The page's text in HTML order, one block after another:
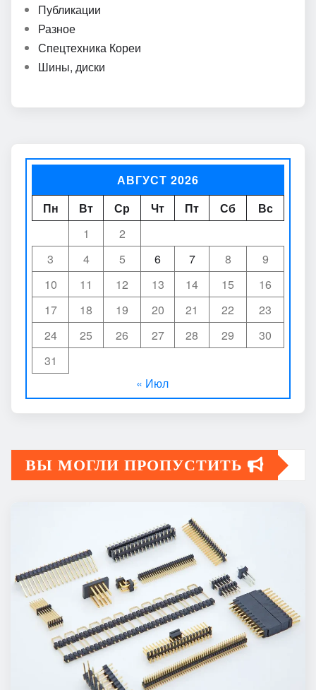
Публикации
Разное
Спецтехника Кореи
Шины, диски
АВГУСТ 2026
Пн
Вт Ср Чт Пт Сб
Вс
1
2
3
4 5 6 7 8
9
10
11 12 13 14 15
16
17
18 19 20 21 22
23
24
25 26 27 28 29
30
31
« Июл
ВЫ МОГЛИ ПРОПУСТИТЬ